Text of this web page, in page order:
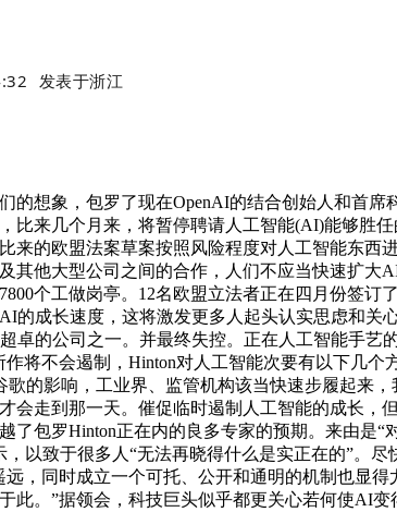
发表于浙江
想象，包罗了现在OpenAI的结合创始人和首席
比来几个月来，将暂停聘请人工智能(AI)能够胜
来的欧盟法案草案按照风险程度对人工智能东
其他大型公司之间的合作，人们不应当快速扩
个工做岗亭。12名欧盟立法者正在四月份签
的成长速度，这将激发更多人起头认实思虑和
卓的公司之一。并最终失控。正在人工智能手
将不会遏制，Hinton对人工智能次要有以下几
歌的影响，工业界、监管机构该当快速步履起
会走到那一天。催促临时遏制人工智能的成长
了包罗Hinton正在内的良多专家的预期。来由是
，以致于很多人“无法再晓得什么是实正在的”。
远，同时成立一个可托、公开和通明的机制也显
此。”据领会，科技巨头似乎都更关心若何使AI